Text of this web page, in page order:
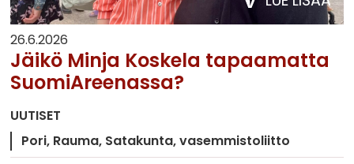
26.6.2026
Jäikö Minja Koskela tapaamatta
SuomiAreenassa?
UUTISET
Pori Rauma Satakunta vasemmistoliitto